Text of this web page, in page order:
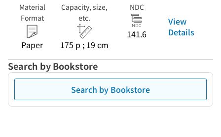
Material
Format
Paper
Capacity, size,
etc.
175 p ; 19 cm
NDC
141.6
View
Details
Search by Bookstore
Search by Bookstore